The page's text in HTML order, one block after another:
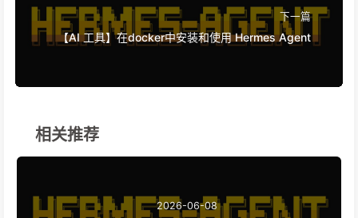
下一篇
【AI 工具】在docker中安装和使用 Hermes Agent
相关推荐
2026-06-08